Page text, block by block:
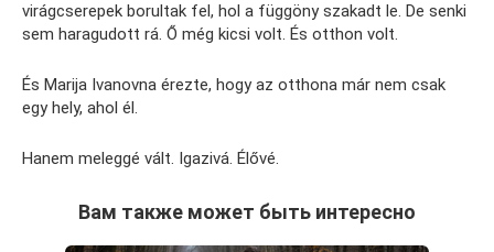
virágcserepek borultak fel, hol a függöny szakadt le. De senki
sem haragudott rá. Ő még kicsi volt. És otthon volt.
És Marija Ivanovna érezte, hogy az otthona már nem csak
egy hely, ahol él.
Hanem meleggé vált. Igazivá. Élővé.
Вам также может быть интересно